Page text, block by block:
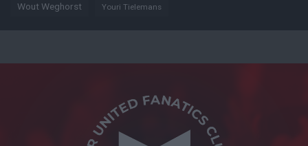
Wout Weghorst Youri Tielemans